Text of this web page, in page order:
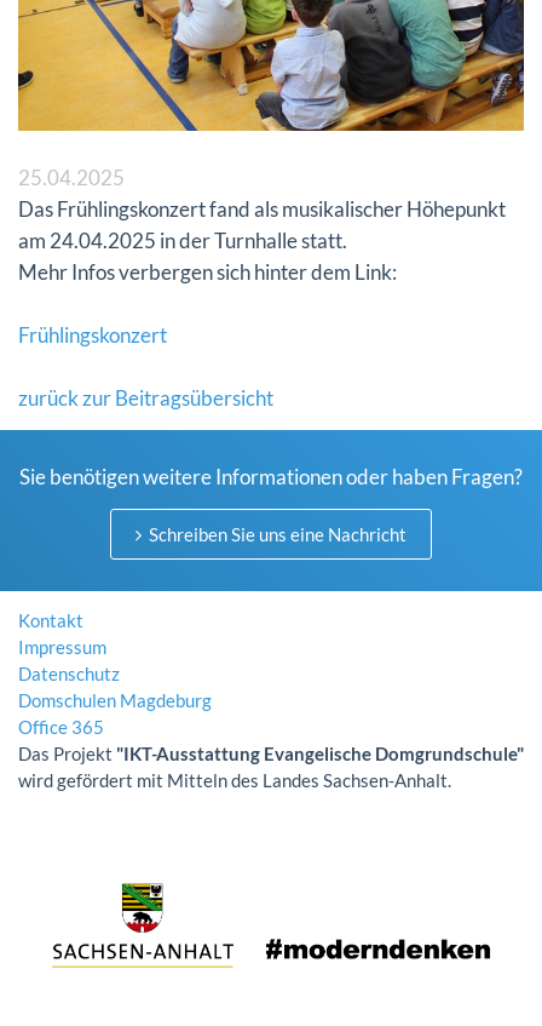
25.04.2025
Das Frühlingskonzert fand als musikalischer Höhepunkt
am 24.04.2025 in der Turnhalle statt.
Mehr Infos verbergen sich hinter dem Link:
Frühlingskonzert
zurück zur Beitragsübersicht
Sie benötigen weitere Informationen oder haben Fragen?
Schreiben Sie uns eine Nachricht
Kontakt
Impressum
Datenschutz
Domschulen Magdeburg
Office 365
Das Projekt "IKT-Ausstattung Evangelische Domgrundschule"
wird gefördert mit Mitteln des Landes Sachsen-Anhalt.